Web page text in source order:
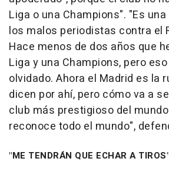
Liga o una Champions". "Es
los malos periodistas contra el
Hace menos de dos años que
Liga y una Champions, pero
olvidado. Ahora el Madrid es la
dicen por ahí, pero cómo va a
club más prestigioso del
reconoce todo el mundo",
"ME TENDRÁN QUE ECHAR A TIROS"